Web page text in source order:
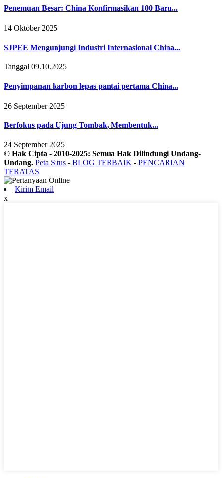
Penemuan Besar: China Konfirmasikan 100 Baru...
14 Oktober 2025
SJPEE Mengunjungi Industri Internasional China...
Tanggal 09.10.2025
Penyimpanan karbon lepas pantai pertama China...
26 September 2025
Berfokus pada Ujung Tombak, Membentuk...
24 September 2025
© Hak Cipta - 2010-2025: Semua Hak Dilindungi Undang-
Undang. Peta Situs - BLOG TERBAIK - PENCARIAN
TERATAS
Kirim Email
x